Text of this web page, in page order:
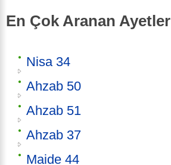
En Çok Aranan Ayetler
Nisa 34
Ahzab 50
Ahzab 51
Ahzab 37
Maide 44